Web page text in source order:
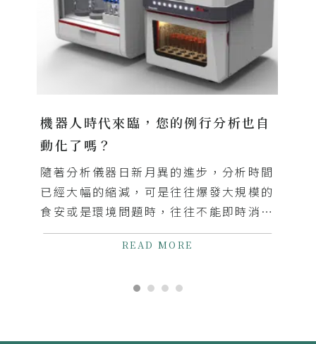
機器人時代來臨，您的例行分析也自
動化了嗎？
隨著分析儀器日新月異的進步，分析時間
已經大幅的縮減，可是往往爆發大規模的
食安或是環境問題時，往往不能即時消化
大量樣品的原因，都是因為前處理的速度
跟不上分析儀器的速度，同時也耗費人力
將人力投入在更有價值的結果數據判讀上
READ MORE